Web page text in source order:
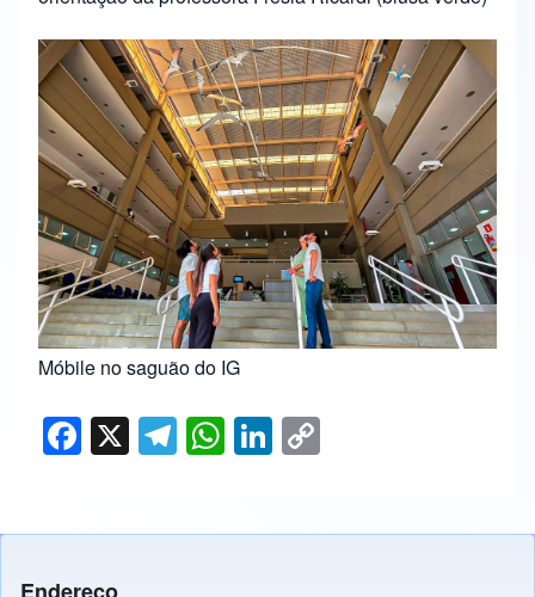
Móbile no saguão do IG
F
a
e
b
X T
el
gr
W
h
s
Li
n
e y